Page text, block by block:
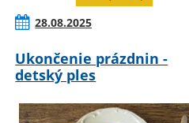
28.08.2025
Ukončenie prázdnin -
detský ples